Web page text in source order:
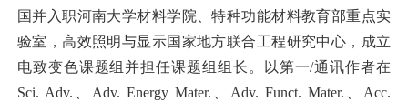
国并入职河南大学材料学院、特种功能材料教育部重点实
验室，高效照明与显示国家地方联合工程研究中心，成立
电致变色课题组并担任课题组组长。以第一/通讯作者在
Sci. Adv.、Adv. Energy Mater.、Adv. Funct. Mater.、Acc.